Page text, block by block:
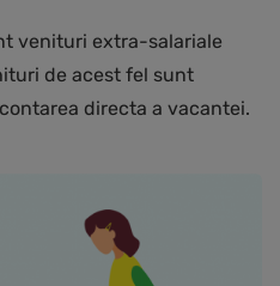
venituri extra-salariale
de acest fel sunt
directa a vacantei.